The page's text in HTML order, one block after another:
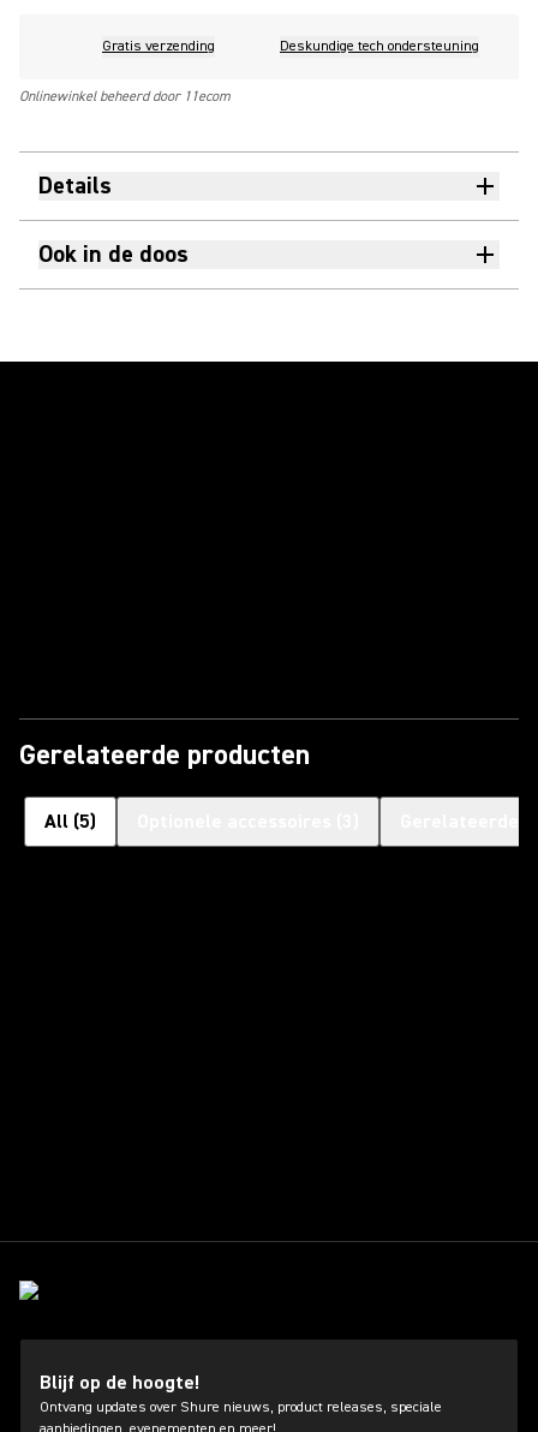
Gratis verzending Deskundige tech ondersteuning
Onlinewinkel beheerd door 11ecom
Details
Ook in de doos
Gerelateerde producten
All (5)
Blijf op de hoogte!
Ontvang updates over Shure nieuws, product releases, speciale